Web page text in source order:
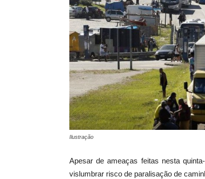
Ilustração
Apesar de ameaças feitas nesta
vislumbrar risco de paralisação de